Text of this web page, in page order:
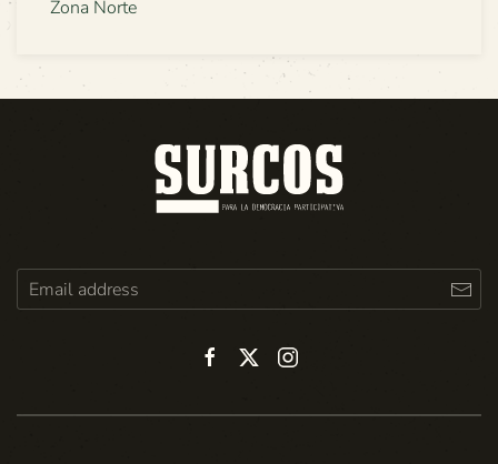
Zona Norte